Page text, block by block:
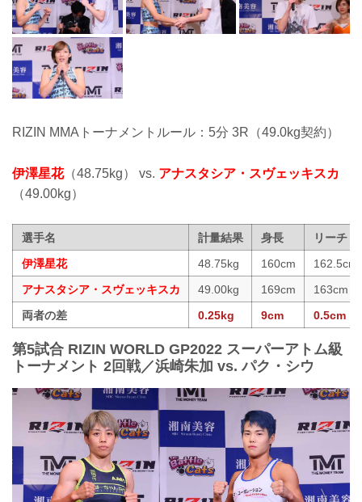
RIZIN MMAトーナメントルール：5分 3R（49.0kg契約）
伊澤星花（48.75kg） vs. アナスタシア・スヴェッキスカ
（49.00kg）
選手名 計量結果 身長
リーチ
伊澤星花
48.75kg 160cm
162.5cm
アナスタシア・スヴェッキスカ
49.00kg 169cm
163cm
両者の差
0.25kg 9cm 0.5cm
第5試合 RIZIN WORLD GP2022 スーパーアトム級
トーナメント 2回戦／浜崎朱加 vs. パク・シウ